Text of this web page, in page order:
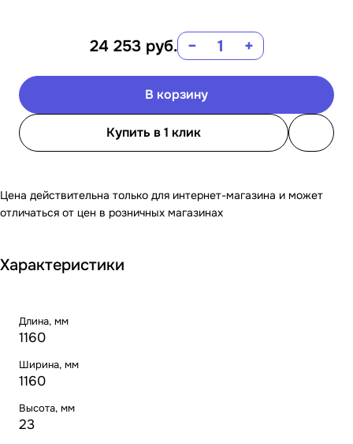
24 253 руб. − +
В корзину
Купить в 1 клик
Цена действительна только для интернет-магазина и может
отличаться от цен в розничных магазинах
Характеристики
Длина, мм
1160
Ширина, мм
1160
Высота, мм
23